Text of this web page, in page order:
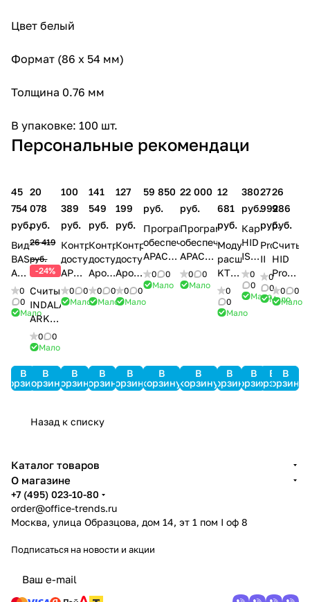
Цвет белый
Формат (86 х 54 мм)
Толщина 0.76 мм
В упаковке: 100 шт.
Персональные рекомендаци
45
754
руб.
Видеодомофон
BAS
AF-
070
0
Мало
В
корзину
20
078
руб.
26 419
руб.
-24%
Считыватель
INDALA
ARK-
501HD
PinProx
0
0
Мало
В
корзину
100
389
руб.
Контроллер
доступа
APOLLO
AIM-
4SL
0
0
Мало
В
корзину
141
549
руб.
Контроллер
доступа
Apollo
AAN-
100
0
0
Мало
В
корзину
127
199
руб.
Контроллер
доступа
Apollo
AAN-
32N
0
0
Мало
В
корзину
59 850
руб.
Программное
обеспечение
APACS
3000
Std-
SRV
0
0
Мало
В
корзину
22 000
руб.
Программное
обеспечение
APACS
3000
Light-
0
0
Мало
В
корзину
12
681
руб.
Модуль
расширения
KT-
PC4108
0
0
Мало
В
корзину
380
руб.
Карта
HID
ISOProx
II
1386
0
0
Мало
В
корзину
27
992
руб.
ProxPro
II
0
0
Мало
В
корзину
26
986
руб.
HID
Prox-
карт
0
0
Мало
В
корзину
Назад к списку
Каталог товаров
О магазине
+7 (495) 023-10-80
order@office-trends.ru
Москва, улица Образцова, дом 14, эт 1 пом I оф 8
Подписаться на новости и акции